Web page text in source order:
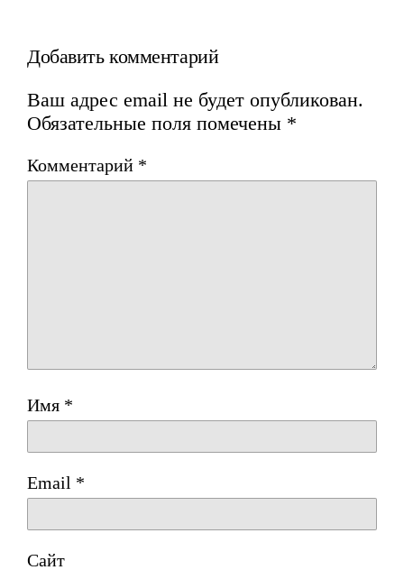
Добавить комментарий
Ваш адрес email не будет опубликован.
Обязательные поля помечены *
Комментарий *
Имя *
Email *
Сайт